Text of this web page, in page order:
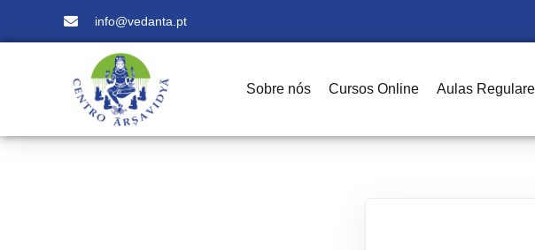
info@vedanta.pt
Sobre nós Cursos Online Aulas